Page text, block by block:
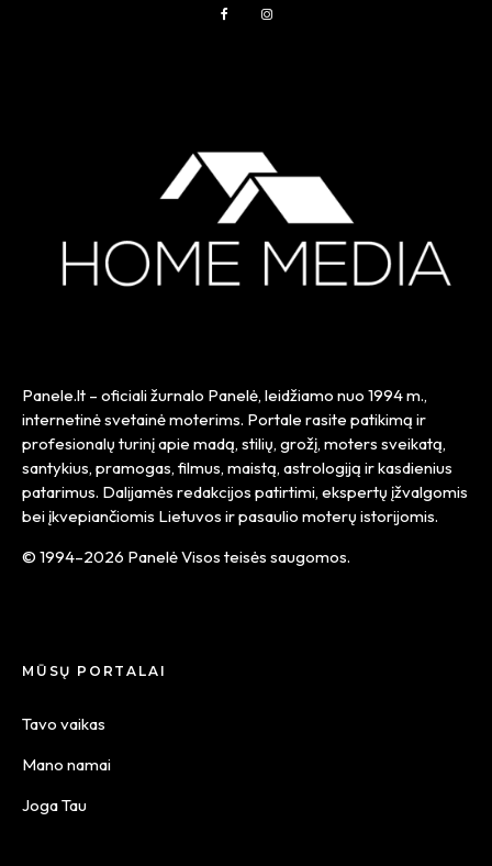
Panele.lt – oficiali žurnalo Panelė, leidžiamo nuo 1994 m.,
internetinė svetainė moterims. Portale rasite patikimą ir
profesionalų turinį apie madą, stilių, grožį, moters sveikatą,
santykius, pramogas, filmus, maistą, astrologiją ir kasdienius
patarimus. Dalijamės redakcijos patirtimi, ekspertų įžvalgomis
bei įkvepiančiomis Lietuvos ir pasaulio moterų istorijomis.
© 1994–2026 Panelė Visos teisės saugomos.
MŪSŲ PORTALAI
Tavo vaikas
Mano namai
Joga Tau